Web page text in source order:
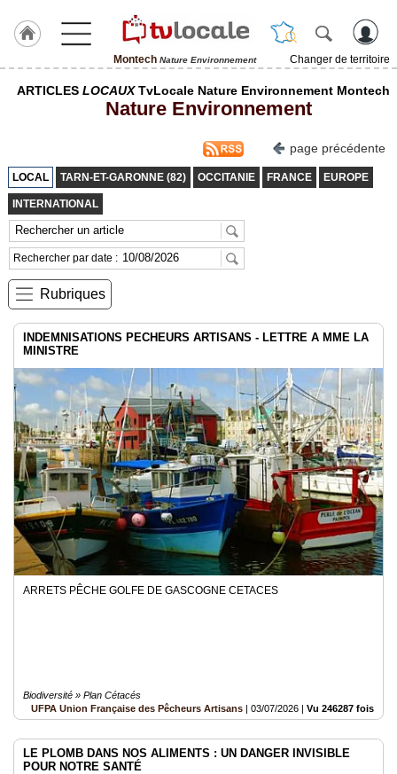
Montech Nature Environnement
Changer de territoire
J'adhère
TvLocale
France
Accueil
RUBRIQUES
Agenda
Vidéos
Médias
du
groupe
Blogs
Prémium
Inscription
annuaire
pro
Accès
ARTICLES LOCAUXTvLocale Nature Environnement Montech
Nature Environnement
page précédente
LOCAL TARN-ET-GARONNE (82) OCCITANIE FRANCE EUROPE
INTERNATIONAL
Rechercher par date :
Rubriques
INDEMNISATIONS PECHEURS ARTISANS - LETTRE A MME LA
MINISTRE
ARRETS PÊCHE GOLFE DE GASCOGNE CETACES
Biodiversité » Plan Cétacés
UFPA Union Française des Pêcheurs Artisans | 03/07/2026 | Vu 246287 fois
LE PLOMB DANS NOS ALIMENTS : UN DANGER INVISIBLE
POUR NOTRE SANTÉ